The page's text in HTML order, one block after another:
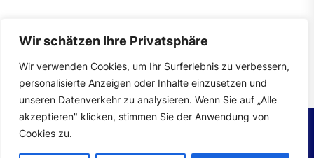
Wir schätzen Ihre Privatsphäre
Wir verwenden Cookies, um Ihr Surferlebnis zu verbessern,
personalisierte Anzeigen oder Inhalte einzusetzen und
unseren Datenverkehr zu analysieren. Wenn Sie auf „Alle
akzeptieren" klicken, stimmen Sie der Anwendung von
Cookies zu.
Impressum|Datenschutzerklärung